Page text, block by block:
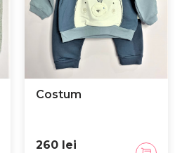
Costum
260 lei